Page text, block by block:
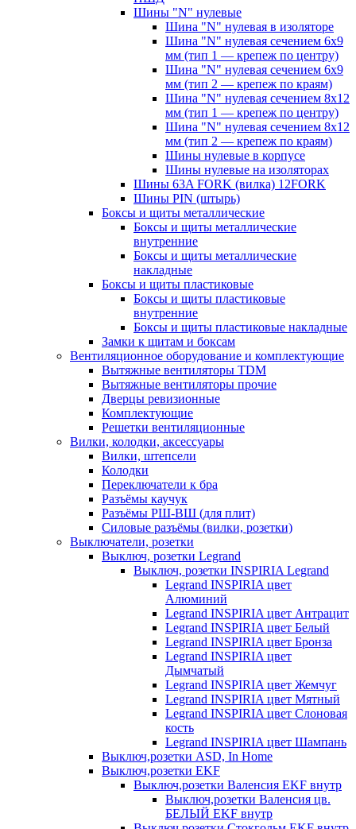
Шины "N" нулевые
Шина "N" нулевая в изоляторе
Шина "N" нулевая сечением 6х9
мм (тип 1 — крепеж по центру)
Шина "N" нулевая сечением 6х9
мм (тип 2 — крепеж по краям)
Шина "N" нулевая сечением 8х12
мм (тип 1 — крепеж по центру)
Шина "N" нулевая сечением 8х12
мм (тип 2 — крепеж по краям)
Шины нулевые в корпусе
Шины нулевые на изоляторах
Шины 63A FORK (вилка) 12FORK
Шины PIN (штырь)
Боксы и щиты металлические
Боксы и щиты металлические
внутренние
Боксы и щиты металлические
накладные
Боксы и щиты пластиковые
Боксы и щиты пластиковые
внутренние
Боксы и щиты пластиковые накладные
Замки к щитам и боксам
Вентиляционное оборудование и комплектующие
Вытяжные вентиляторы TDM
Вытяжные вентиляторы прочие
Дверцы ревизионные
Комплектующие
Решетки вентиляционные
Вилки, колодки, аксессуары
Вилки, штепсели
Колодки
Переключатели к бра
Разъёмы каучук
Разъёмы РШ-ВШ (для плит)
Силовые разъёмы (вилки, розетки)
Выключатели, розетки
Выключ, розетки Legrand
Выключ, розетки INSPIRIA Legrand
Legrand INSPIRIA цвет
Алюминий
Legrand INSPIRIA цвет Антрацит
Legrand INSPIRIA цвет Белый
Legrand INSPIRIA цвет Бронза
Legrand INSPIRIA цвет
Дымчатый
Legrand INSPIRIA цвет Жемчуг
Legrand INSPIRIA цвет Мятный
Legrand INSPIRIA цвет Слоновая
кость
Legrand INSPIRIA цвет Шампань
Выключ,розетки ASD, In Home
Выключ,розетки EKF
Выключ,розетки Валенсия EKF внутр
Выключ,розетки Валенсия цв.
БЕЛЫЙ EKF внутр